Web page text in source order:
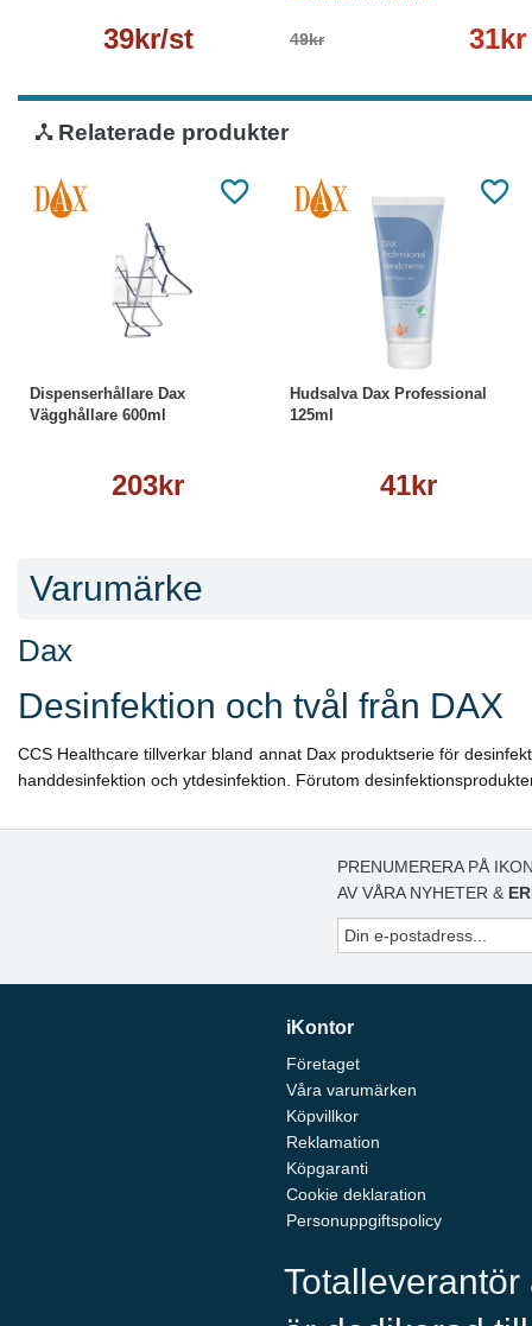
39kr/st 49kr 31kr
Relaterade produkter
Dispenserhållare Dax
Vägghållare 600ml
203kr
Hudsalva Dax Professional
125ml
41kr
Varumärke
Dax
Desinfektion och tvål från DAX
CCS Healthcare tillverkar bland annat Dax produktserie för
handdesinfektion och ytdesinfektion. Förutom
PRENUMERERA PÅ
AV VÅRA NYHETER &
iKontor
Företaget
Våra varumärken
Köpvillkor
Reklamation
Köpgaranti
Cookie deklaration
Personuppgiftspolicy